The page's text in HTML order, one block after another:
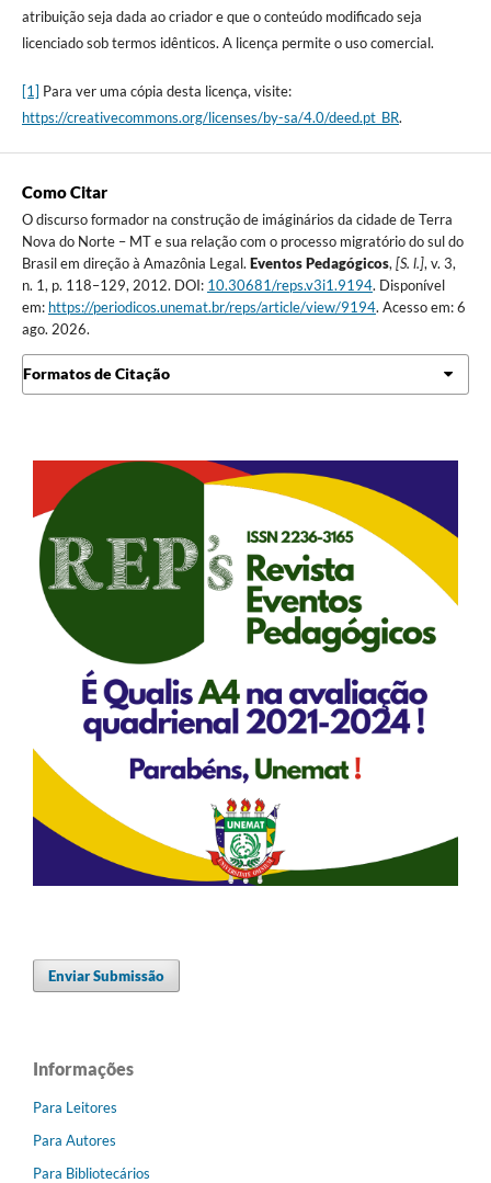
atribuição seja dada ao criador e que o conteúdo modificado seja
licenciado sob termos idênticos. A licença permite o uso comercial.
[1] Para ver uma cópia desta licença, visite:
https://creativecommons.org/licenses/by-sa/4.0/deed.pt_BR.
Como Citar
O discurso formador na construção de imáginários da cidade de Terra
Nova do Norte – MT e sua relação com o processo migratório do sul do
Brasil em direção à Amazônia Legal. Eventos Pedagógicos, [S. l.], v. 3,
n. 1, p. 118–129, 2012. DOI: 10.30681/reps.v3i1.9194. Disponível
em: https://periodicos.unemat.br/reps/article/view/9194. Acesso em: 6
ago. 2026.
Formatos de Citação
Enviar Submissão
Informações
Para Leitores
Para Autores
Para Bibliotecários